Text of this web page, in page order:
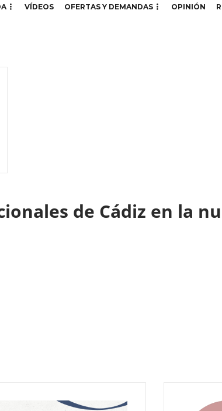
VÍDEOS OFERTAS Y DEMANDAS OPINIÓN
de Cádiz en la